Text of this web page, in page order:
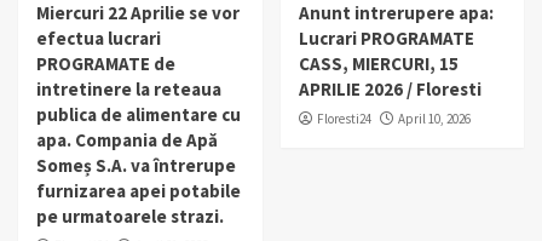
Miercuri 22 Aprilie se vor
efectua lucrari
PROGRAMATE de
intretinere la reteaua
publica de alimentare cu
apa. Compania de Apă
Someș S.A. va întrerupe
furnizarea apei potabile
pe urmatoarele strazi.
Anunt intrerupere apa:
Lucrari PROGRAMATE
CASS, MIERCURI, 15
APRILIE 2026 / Floresti
Floresti24 April 10, 2026